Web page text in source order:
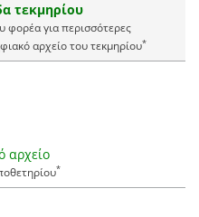
τεκμηρίου
φορέα για περισσότερες
αρχείο του τεκμηρίου*
αρχείο
*